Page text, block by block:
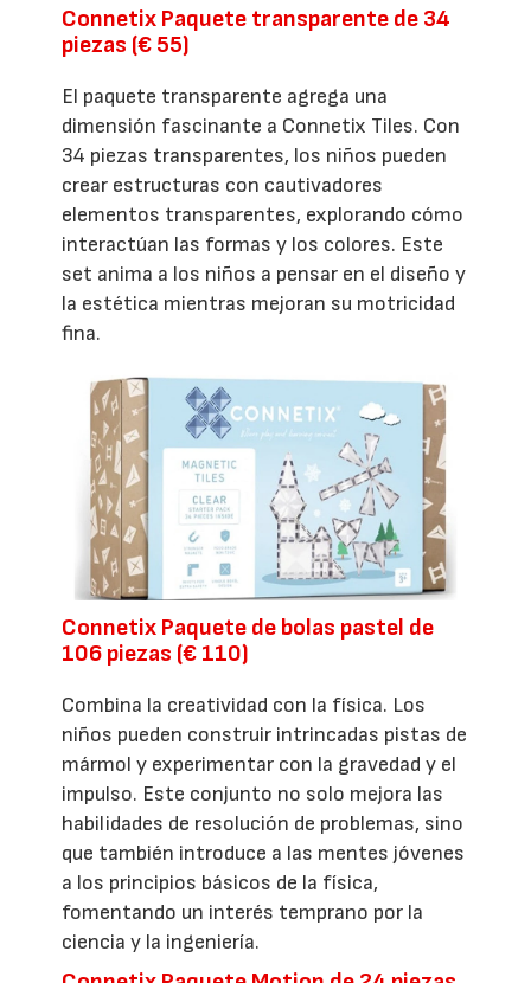
Connetix Paquete transparente de 34
piezas (€ 55)
El paquete transparente agrega una
dimensión fascinante a Connetix Tiles. Con
34 piezas transparentes, los niños pueden
crear estructuras con cautivadores
elementos transparentes, explorando cómo
interactúan las formas y los colores. Este
set anima a los niños a pensar en el diseño y
la estética mientras mejoran su motricidad
fina.
Connetix Paquete de bolas pastel de
106 piezas (€ 110)
Combina la creatividad con la física. Los
niños pueden construir intrincadas pistas de
mármol y experimentar con la gravedad y el
impulso. Este conjunto no solo mejora las
habilidades de resolución de problemas, sino
que también introduce a las mentes jóvenes
a los principios básicos de la física,
fomentando un interés temprano por la
ciencia y la ingeniería.